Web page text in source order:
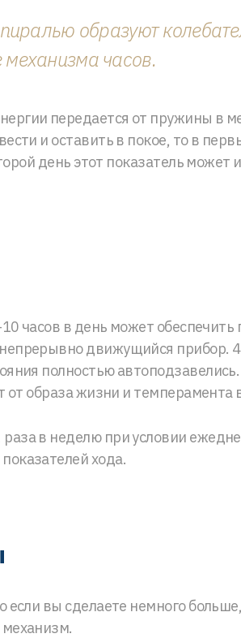
образуют
часов.
передается от пружины в
и оставить в покое, то в
день этот показатель может
часов в день может
движущийся прибор.
полностью
от образа жизни и темперамента
в неделю при условии
хода.
вы сделаете немного